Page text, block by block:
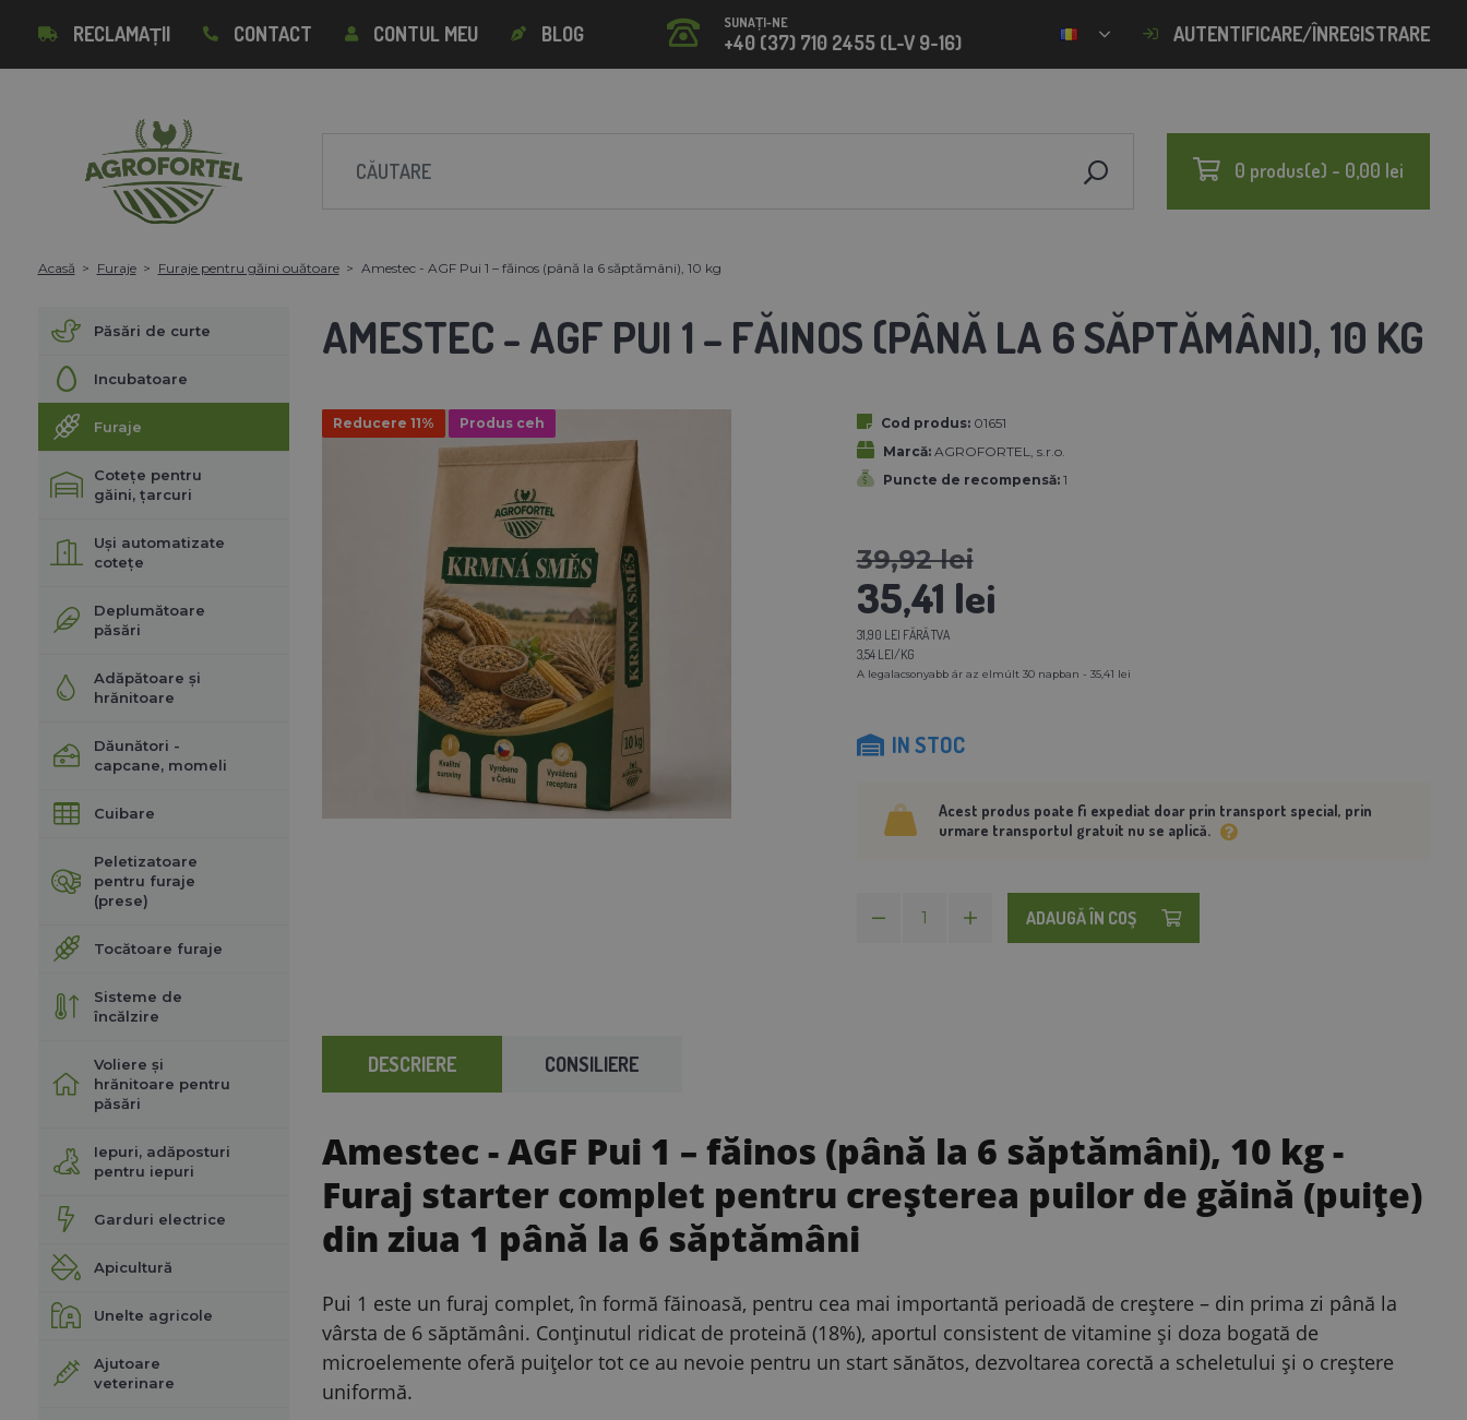
RECLAMAȚII CONTACT CONTUL MEU BLOG SUNAȚI-NE
+40 (37) 710 2455 (L-V 9-16) AUTENTIFICARE/ÎNREGISTRARE
0 produs(e) - 0,00 lei
Acasă Furaje Furaje pentru găini ouătoare Amestec - AGF Pui 1 – făinos (până la 6 săptămâni), 10 kg
Păsări de curte
Incubatoare
Furaje
Cotețe pentru
găini, țarcuri
Uși automatizate
cotețe
Deplumătoare
păsări
Adăpătoare și
hrănitoare
Dăunători -
capcane, momeli
Cuibare
Peletizatoare
pentru furaje
(prese)
Tocătoare furaje
Sisteme de
încălzire
Voliere și
hrănitoare pentru
păsări
Iepuri, adăposturi
pentru iepuri
Garduri electrice
Apicultură
Unelte agricole
Ajutoare
veterinare
AMESTEC - AGF PUI 1 – FĂINOS (PÂNĂ LA 6 SĂPTĂMÂNI), 10 KG
Reducere 11% Produs ceh Cod produs: 01651
Marcă: AGROFORTEL, s.r.o.
Puncte de recompensă: 1
39,92 lei
35,41 lei
31,90 LEI FĂRĂ TVA
3,54 LEI/KG
A legalacsonyabb ár az elmúlt 30 napban - 35,41 lei
IN STOC
Acest produs poate fi expediat doar prin transport special, prin
urmare transportul gratuit nu se aplică.
ADAUGĂ ÎN COŞ
DESCRIERE CONSILIERE
Amestec - AGF Pui 1 – făinos (până la 6 săptămâni), 10 kg-
Furaj starter complet pentru creșterea puilor de găină (puițe)
din ziua 1 până la 6 săptămâni
Pui 1 este un furaj complet, în formă făinoasă, pentru cea mai importantă perioadă de creștere – din prima zi până la
vârsta de 6 săptămâni. Conținutul ridicat de proteină (18%), aportul consistent de vitamine și doza bogată de
microelemente oferă puițelor tot ce au nevoie pentru un start sănătos, dezvoltarea corectă a scheletului și o creștere
uniformă.